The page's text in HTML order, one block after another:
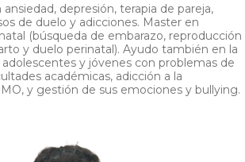
ansiedad, depresión, terapia de pareja,
de duelo y adicciones. Master en
(búsqueda de embarazo, reproducción
y duelo perinatal). Ayudo también en la
y jóvenes con problemas de
académicas, adicción a la
y gestión de sus emociones y bullying.